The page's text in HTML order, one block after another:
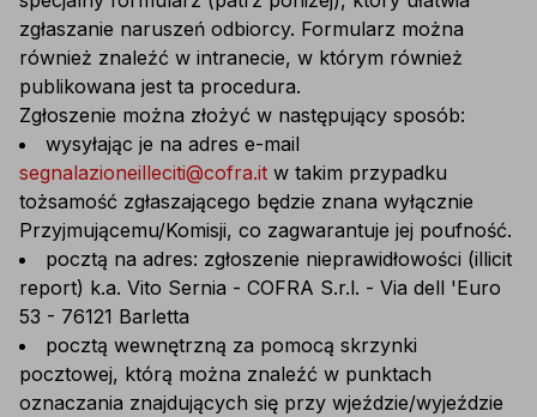
zgłaszanie naruszeń odbiorcy. Formularz można
również znaleźć w intranecie, w którym również
publikowana jest ta procedura.
Zgłoszenie można złożyć w następujący sposób:
wysyłając je na adres e-mail
segnalazioneilleciti@cofra.it w takim przypadku
tożsamość zgłaszającego będzie znana wyłącznie
Przyjmującemu/Komisji, co zagwarantuje jej poufność.
pocztą na adres: zgłoszenie nieprawidłowości (illicit
report) k.a. Vito Sernia - COFRA S.r.l. - Via dell 'Euro
53 - 76121 Barletta
pocztą wewnętrzną za pomocą skrzynki
pocztowej, którą można znaleźć w punktach
oznaczania znajdujących się przy wjeździe/wyjeździe